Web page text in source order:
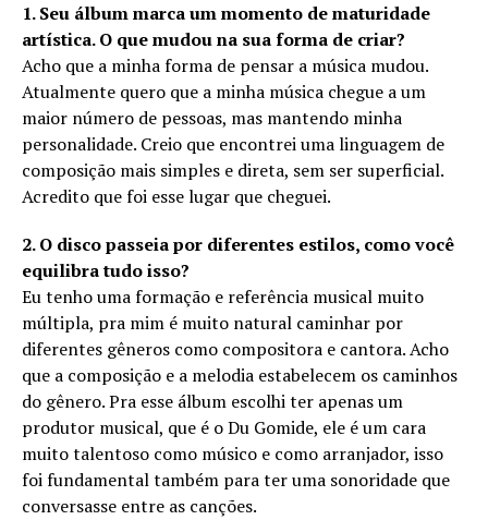
1. Seu álbum marca um momento de maturidade
artística. O que mudou na sua forma de criar?
Acho que a minha forma de pensar a música mudou.
Atualmente quero que a minha música chegue a um
maior número de pessoas, mas mantendo minha
personalidade. Creio que encontrei uma linguagem de
composição mais simples e direta, sem ser superficial.
Acredito que foi esse lugar que cheguei.
2. O disco passeia por diferentes estilos, como você
equilibra tudo isso?
Eu tenho uma formação e referência musical muito
múltipla, pra mim é muito natural caminhar por
diferentes gêneros como compositora e cantora. Acho
que a composição e a melodia estabelecem os caminhos
do gênero. Pra esse álbum escolhi ter apenas um
produtor musical, que é o Du Gomide, ele é um cara
muito talentoso como músico e como arranjador, isso
foi fundamental também para ter uma sonoridade que
conversasse entre as canções.